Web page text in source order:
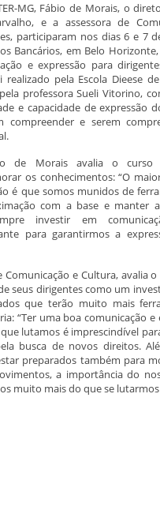
MG, Fábio de Morais, o
e a assessora de
participaram nos dias 6 e 7
Bancários, em Belo
e expressão para
realizado pela Escola Dieese
professora Sueli Vitorino,
e capacidade de expressão
compreender e serem
de Morais avalia o curso
os conhecimentos: “O
é que somos munidos de
com a base e manter
investir em
para garantirmos a
Comunicação e Cultura, avalia
seus dirigentes como um
que terão muito mais
“Ter uma boa comunicação e
lutamos é imprescindível
busca de novos direitos.
preparados também para
a importância do
muito mais do que se